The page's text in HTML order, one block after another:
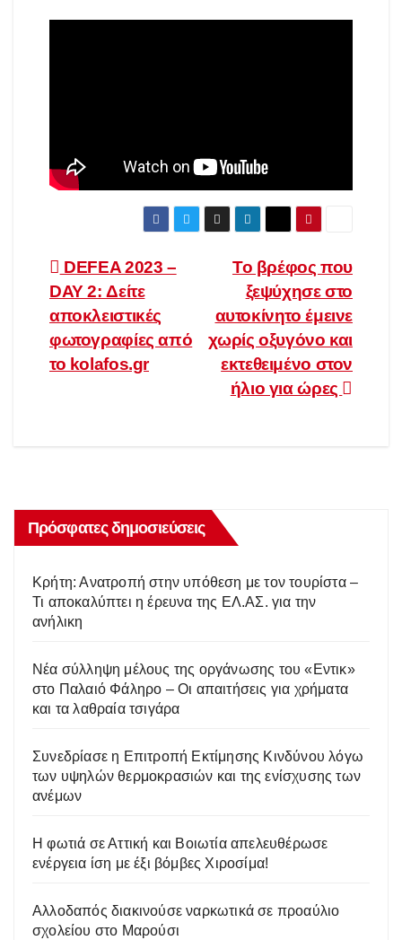
Πλοήγηση
άρθρων
Το βρέφος που
ξεψύχησε στο
αυτοκίνητο έμεινε
χωρίς οξυγόνο και
εκτεθειμένο στον
ήλιο για ώρες
DEFEA 2023 –
DAY 2: Δείτε
αποκλειστικές
φωτογραφίες από
το kolafos.gr
Πρόσφατες δημοσιεύσεις
Κρήτη: Ανατροπή στην υπόθεση με τον τουρίστα –
Τι αποκαλύπτει η έρευνα της ΕΛ.ΑΣ. για την
ανήλικη
Νέα σύλληψη μέλους της οργάνωσης του «Εντικ»
στο Παλαιό Φάληρο – Οι απαιτήσεις για χρήματα
και τα λαθραία τσιγάρα
Συνεδρίασε η Επιτροπή Εκτίμησης Κινδύνου λόγω
των υψηλών θερμοκρασιών και της ενίσχυσης των
ανέμων
Η φωτιά σε Αττική και Βοιωτία απελευθέρωσε
ενέργεια ίση με έξι βόμβες Χιροσίμα!
Αλλοδαπός διακινούσε ναρκωτικά σε προαύλιο
σχολείου στο Μαρούσι